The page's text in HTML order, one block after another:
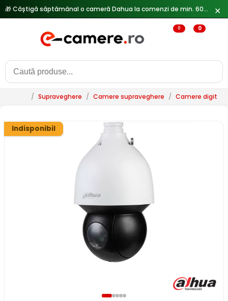
✕
0 0
/ Supraveghere / Camere supraveghere / Camere digitale
Indisponibil